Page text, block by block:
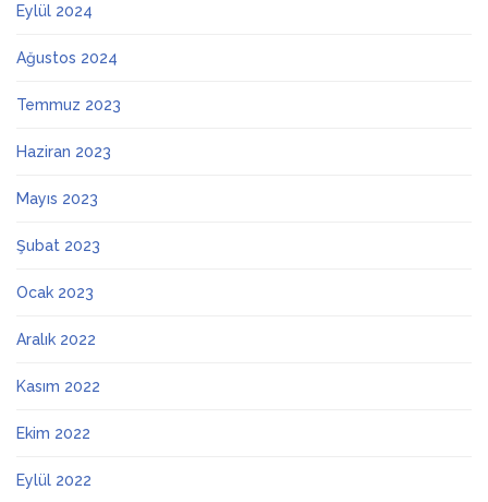
Eylül 2024
Ağustos 2024
Temmuz 2023
Haziran 2023
Mayıs 2023
Şubat 2023
Ocak 2023
Aralık 2022
Kasım 2022
Ekim 2022
Eylül 2022